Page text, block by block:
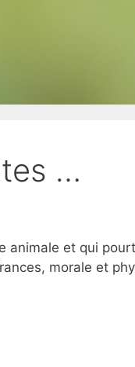
…
animale et qui
morale et